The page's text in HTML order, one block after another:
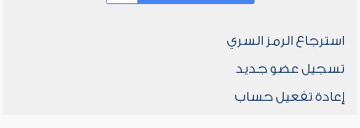
استرجاع الرمز السري
تسجيل عضو جديد
إعادة تفعيل حساب